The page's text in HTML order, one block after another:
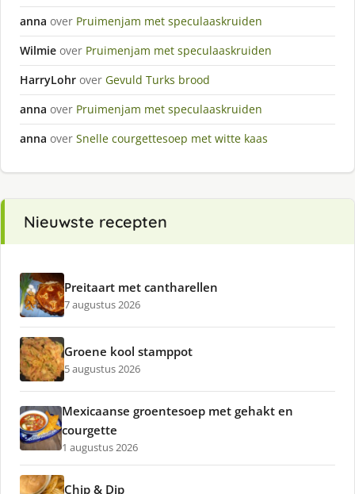
anna over Pruimenjam met speculaaskruiden
Wilmie over Pruimenjam met speculaaskruiden
HarryLohr over Gevuld Turks brood
anna over Pruimenjam met speculaaskruiden
anna over Snelle courgettesoep met witte kaas
Nieuwste recepten
Preitaart met cantharellen
7 augustus 2026
Groene kool stamppot
5 augustus 2026
Mexicaanse groentesoep met gehakt en
courgette
1 augustus 2026
Chip & Dip